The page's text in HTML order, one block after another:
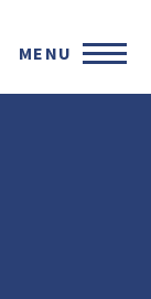
MENU